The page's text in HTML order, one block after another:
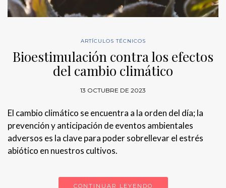
ARTÍCULOS TÉCNICOS
Bioestimulación contra los efectos
del cambio climático
13 OCTUBRE DE 2023
El cambio climático se encuentra a la orden del día; la
prevención y anticipación de eventos ambientales
adversos es la clave para poder sobrellevar el estrés
abiótico en nuestros cultivos.
CONTINUAR LEYENDO